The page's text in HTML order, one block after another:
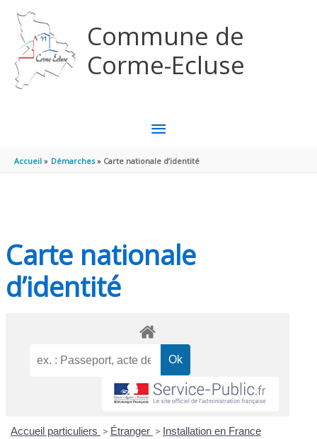
Commune de
Corme-Ecluse
MENU
PRINCIPAL
Accueil Démarches Carte nationale d’identité
Carte nationale
d’identité
Accueil particuliers > Étranger > Installation en France